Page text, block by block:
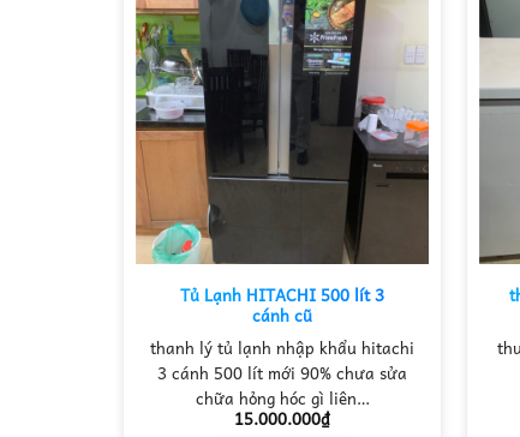
Tủ Lạnh HITACHI 500 lít 3
cánh cũ
thanh lý tủ lạnh nhập khẩu hitachi
3 cánh 500 lít mới 90% chưa sửa
chữa hỏng hóc gì liên…
15.000.000₫